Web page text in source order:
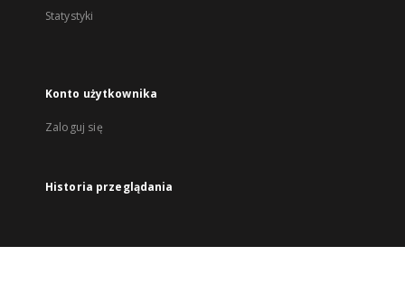
Statystyki
Konto użytkownika
Zaloguj się
Historia przeglądania